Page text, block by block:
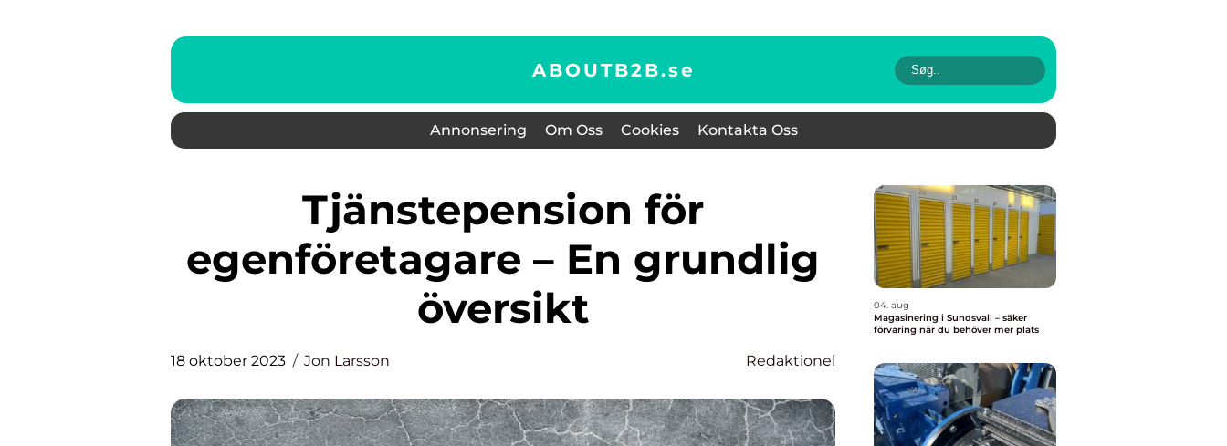
ABOUTB2B.se
Annonsering Om Oss Cookies Kontakta Oss
Tjänstepension för
egenföretagare – En grundlig
översikt
18 oktober 2023 Jon Larsson Redaktionel
04. aug
Magasinering i Sundsvall – säker
förvaring när du behöver mer plats